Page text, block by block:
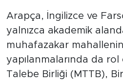
Arapça, İngilizce ve
yalnızca akademik
muhafazakar
yapılanmalarında da rol
Talebe Birliği (MTTB),